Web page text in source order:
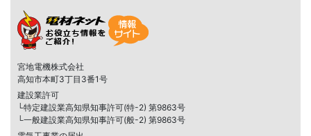
宮地電機株式会社
高知市本町3丁目3番1号
建設業許可
└特定建設業高知県知事許可(特-2) 第9863号
└一般建設業高知県知事許可(般-2) 第9863号